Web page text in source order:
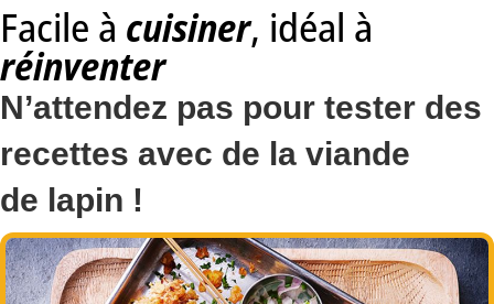
Facile à cuisiner, idéal à
réinventer
N’attendez pas pour tester des
recettes avec de la viande
de lapin !